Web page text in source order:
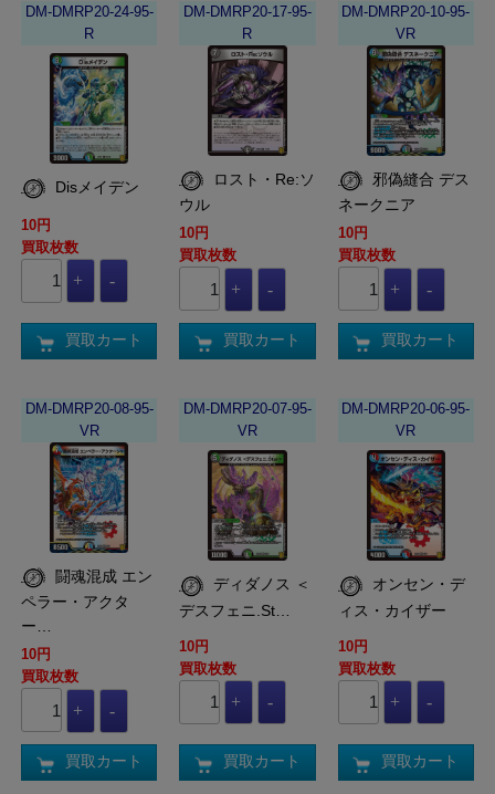
DM-DMRP20-24-95-
R
Disメイデン
10円
買取枚数
買取カート
DM-DMRP20-17-95-
R
ウル
10円
買取枚数
買取カート
DM-DMRP20-10-95-
VR
ネークニア
10円
買取枚数
買取カート
DM-DMRP20-08-95-
VR
ペラー・アクタ
ー…
10円
買取枚数
買取カート
DM-DMRP20-07-95-
VR
デスフェニ.St…
10円
買取枚数
買取カート
DM-DMRP20-06-95-
VR
ィス・カイザー
10円
買取枚数
買取カート